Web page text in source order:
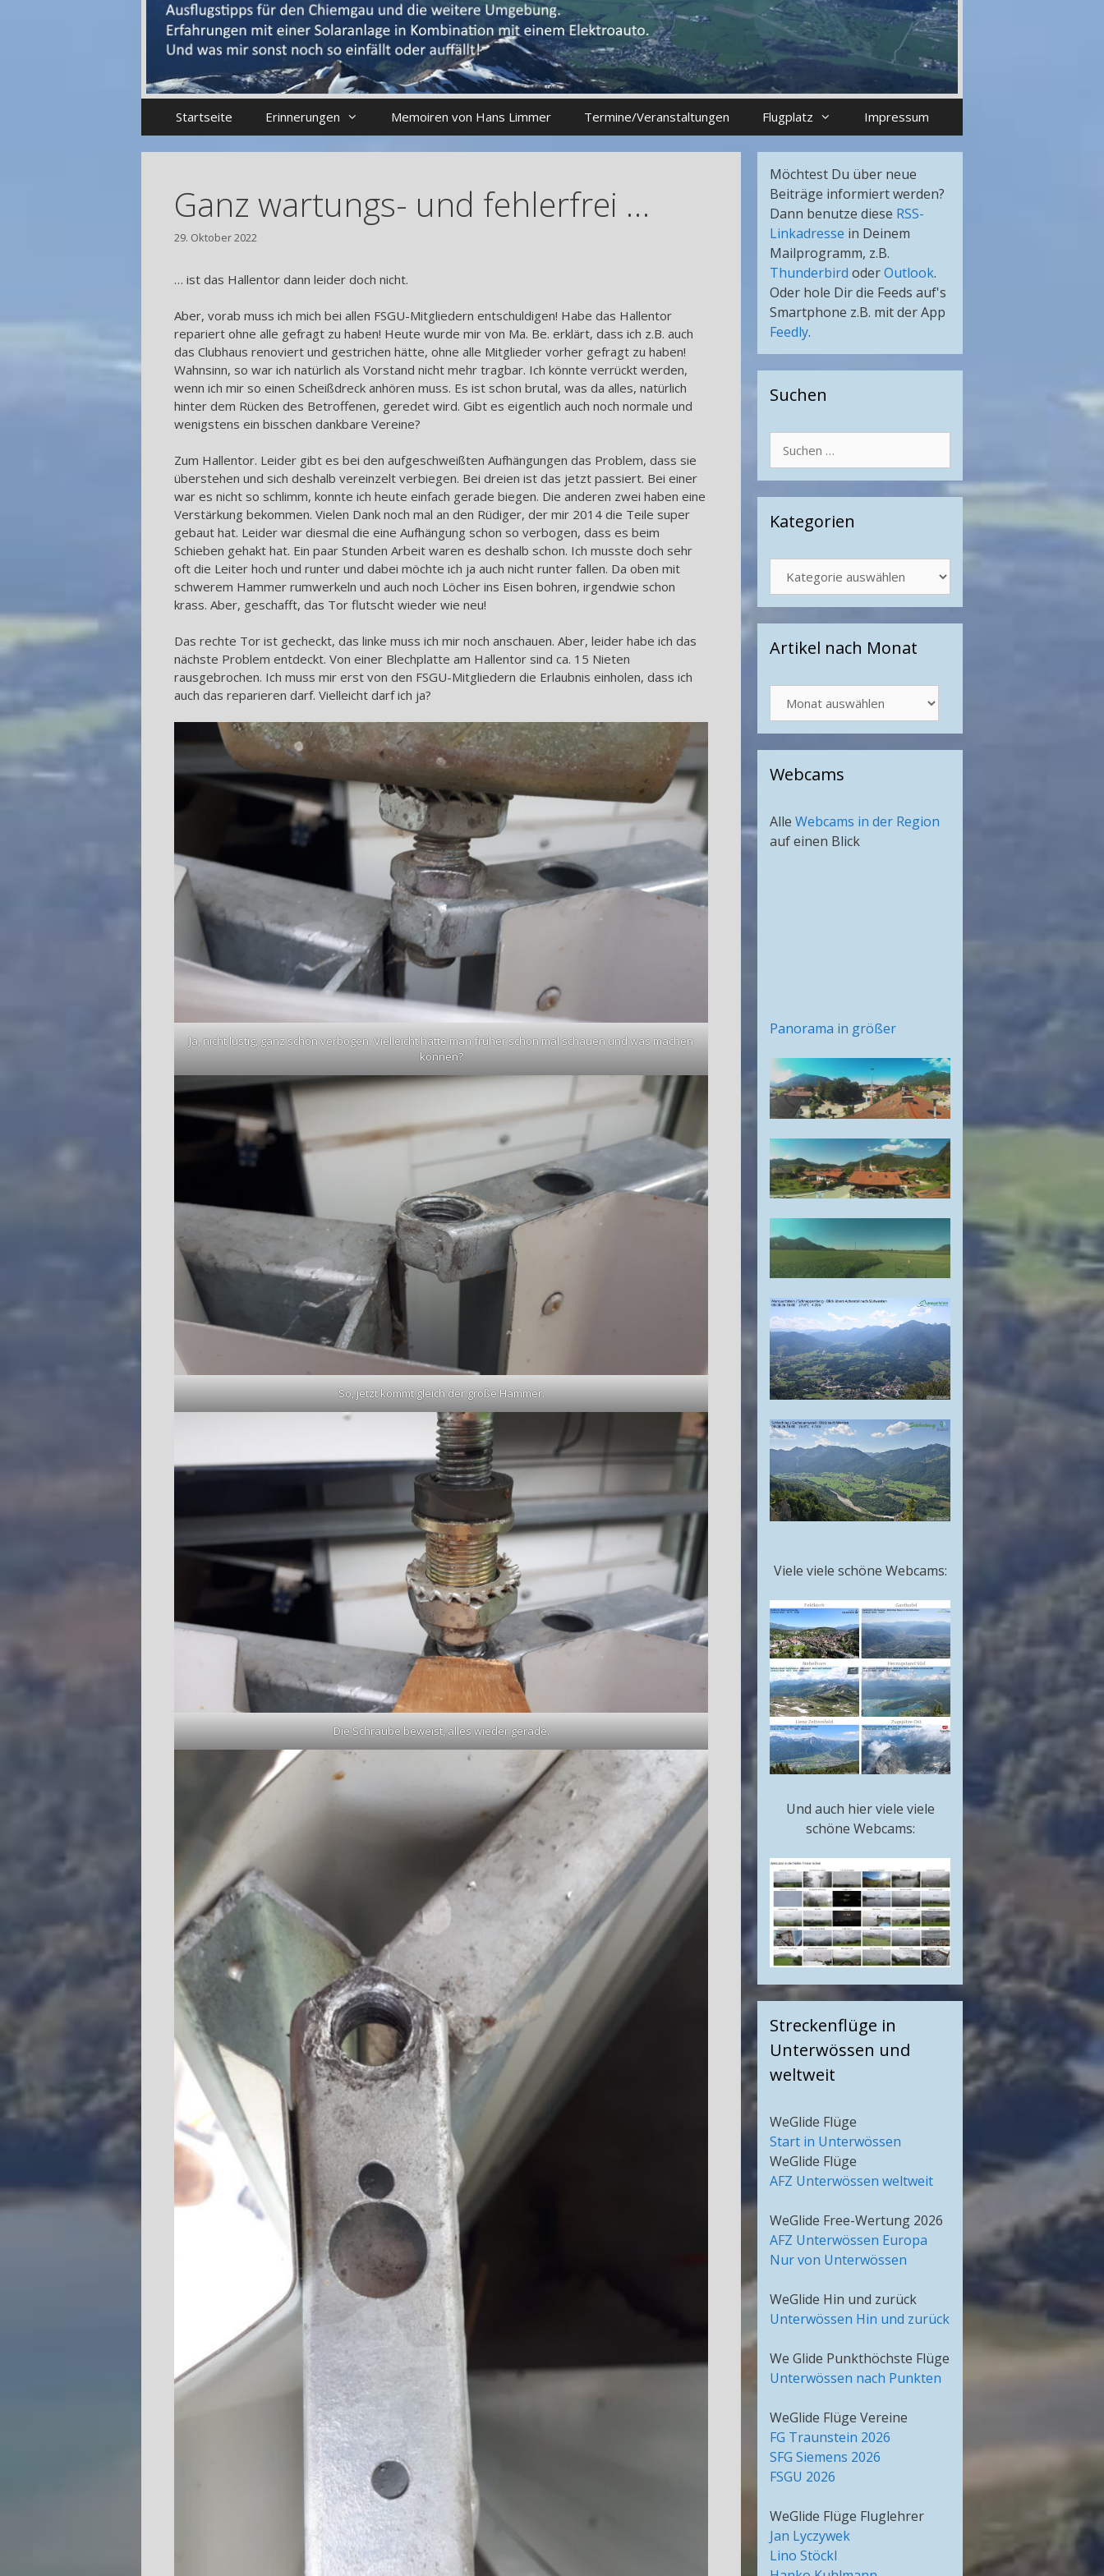
Startseite Erinnerungen Memoiren von Hans Limmer Termine/Veranstaltungen Flugplatz Impressum
Ganz wartungs- und fehlerfrei …
29. Oktober 2022
… ist das Hallentor dann leider doch nicht.
Aber, vorab muss ich mich bei allen FSGU-Mitgliedern entschuldigen! Habe das Hallentor
repariert ohne alle gefragt zu haben! Heute wurde mir von Ma. Be. erklärt, dass ich z.B. auch
das Clubhaus renoviert und gestrichen hätte, ohne alle Mitglieder vorher gefragt zu haben!
Wahnsinn, so war ich natürlich als Vorstand nicht mehr tragbar. Ich könnte verrückt werden,
wenn ich mir so einen Scheißdreck anhören muss. Es ist schon brutal, was da alles, natürlich
hinter dem Rücken des Betroffenen, geredet wird. Gibt es eigentlich auch noch normale und
wenigstens ein bisschen dankbare Vereine?
Zum Hallentor. Leider gibt es bei den aufgeschweißten Aufhängungen das Problem, dass sie
überstehen und sich deshalb vereinzelt verbiegen. Bei dreien ist das jetzt passiert. Bei einer
war es nicht so schlimm, konnte ich heute einfach gerade biegen. Die anderen zwei haben eine
Verstärkung bekommen. Vielen Dank noch mal an den Rüdiger, der mir 2014 die Teile super
gebaut hat. Leider war diesmal die eine Aufhängung schon so verbogen, dass es beim
Schieben gehakt hat. Ein paar Stunden Arbeit waren es deshalb schon. Ich musste doch sehr
oft die Leiter hoch und runter und dabei möchte ich ja auch nicht runter fallen. Da oben mit
schwerem Hammer rumwerkeln und auch noch Löcher ins Eisen bohren, irgendwie schon
krass. Aber, geschafft, das Tor flutscht wieder wie neu!
Das rechte Tor ist gecheckt, das linke muss ich mir noch anschauen. Aber, leider habe ich das
nächste Problem entdeckt. Von einer Blechplatte am Hallentor sind ca. 15 Nieten
rausgebrochen. Ich muss mir erst von den FSGU-Mitgliedern die Erlaubnis einholen, dass ich
auch das reparieren darf. Vielleicht darf ich ja?
Ja, nicht lustig, ganz schön verbogen. Vielleicht hätte man früher schon mal schauen und was machen
können?
So, jetzt kommt gleich der große Hammer.
Die Schraube beweist, alles wieder gerade.
Möchtest Du über neue
Beiträge informiert werden?
Dann benutze diese RSS-
Linkadresse in Deinem
Mailprogramm, z.B.
Thunderbird oderOutlook.
Oder hole Dir die Feeds auf's
Smartphone z.B. mit der App
Feedly.
Suchen
nach:
Kategorien
Artikel nach Monat
nach
Monat
Webcams
Alle Webcams in der Region
auf einen Blick
Panorama in größer
Viele viele schöne Webcams:
Und auch hier viele viele
schöne Webcams:
Streckenflüge in
Unterwössen und
weltweit
WeGlide Flüge
Start in Unterwössen
WeGlide Flüge
AFZ Unterwössen weltweit
WeGlide Free-Wertung 2026
AFZ Unterwössen Europa
Nur von Unterwössen
WeGlide Hin und zurück
Unterwössen Hin und zurück
We Glide Punkthöchste Flüge
Unterwössen nach Punkten
WeGlide Flüge Vereine
FG Traunstein 2026
SFG Siemens 2026
FSGU 2026
WeGlide Flüge Fluglehrer
Jan Lyczywek
Lino Stöckl